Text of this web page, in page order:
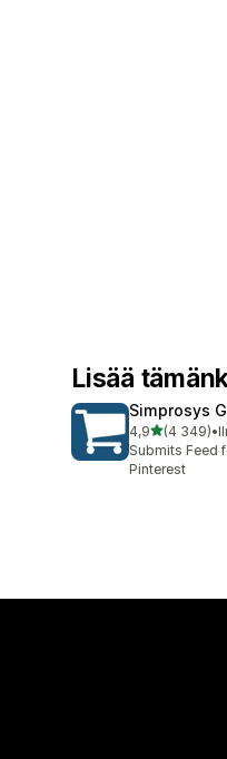
Lisää
Simprosys
4,9/ 5 tähteä
(4 349)
4349 •
Submits Feed
Pinterest